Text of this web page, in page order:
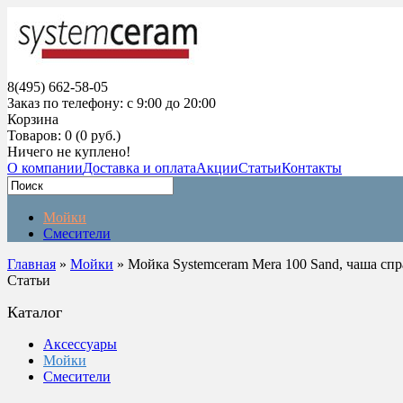
8(495) 662-58-05
Заказ по телефону: с 9:00 до 20:00
Корзина
Товаров: 0 (0 руб.)
Ничего не куплено!
О компанииДоставка и оплатаАкцииСтатьиКонтакты
Мойки
Смесители
Главная » Мойки » Мойка Systemceram Mera 100 Sand, чаша
Статьи
Каталог
Аксессуары
Мойки
Смесители